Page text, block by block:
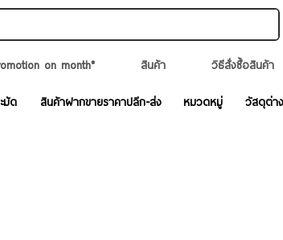
on month* สินค้า วิธีสั่งซื้อสินค้า
มัด สินค้าฝากขายราคาปลีก-ส่ง หมวดหมู่ วัสดุต่า